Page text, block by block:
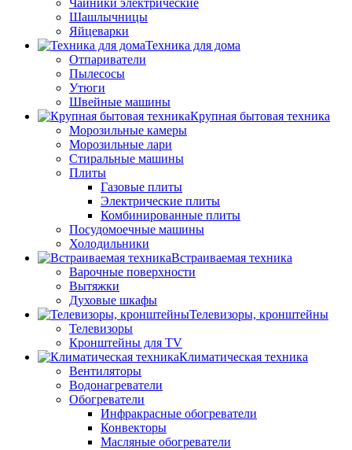
Чайники электрические
Шашлычницы
Яйцеварки
Техника для дома
Отпариватели
Пылесосы
Утюги
Швейные машины
Крупная бытовая техника
Морозильные камеры
Морозильные лари
Стиральные машины
Плиты
Газовые плиты
Электрические плиты
Комбинированные плиты
Посудомоечные машины
Холодильники
Встраиваемая техника
Варочные поверхности
Вытяжки
Духовые шкафы
Телевизоры, кронштейны
Телевизоры
Кронштейны для TV
Климатическая техника
Вентиляторы
Водонагреватели
Обогреватели
Инфракрасные обогреватели
Конвекторы
Масляные обогреватели